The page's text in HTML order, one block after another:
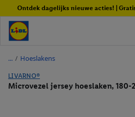
Ontdek dagelijks nieuwe acties! |
/ Hoeslakens
LIVARNO®
Microvezel jersey hoeslaken,